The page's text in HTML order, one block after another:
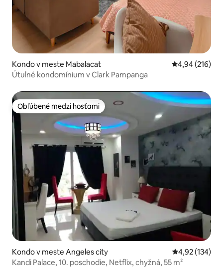
Kondo v meste Mabalacat Priemerné
4,94 (216)
Útulné kondomínium v Clark Pampanga
Obľúbené medzi hosťami
Obľúbené medzi hosťami
Kondo v meste Angeles city Priemerné
4,92 (134)
Kandi Palace, 10. poschodie, Netflix, chyžná, 55 m²